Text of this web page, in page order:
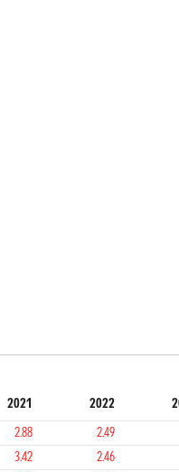
2021 2022
2.88
2.49
3.42
2.46